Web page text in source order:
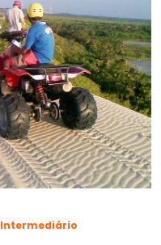
Intermediário